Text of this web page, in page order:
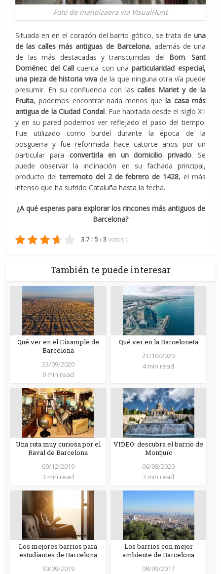
Foto de manelzaera via VisualHunt
Situada en en el corazón del barrio gótico, se trata de una
de las calles más antiguas de Barcelona, además de una
de las más destacadas y transcurridas del Born. Sant
Doménec del Callcuenta con una particularidad especial,
una pieza de historia viva de la que ninguna otra vía puede
presumir. En su confluencia con lascalles Mariet y de la
Fruita, podemos encontrar nada menos que la casa más
antigua de la Ciudad Condal. Fue habitada desde el siglo XII
y en su pared podemos ver reflejado el paso del tiempo.
Fue utilizado como burdel durante la época de la
posguerra y fue reformada hace catorce años por un
particular para convertirla en un domicilio privado. Se
puede observar la inclinación en su fachada principal,
producto del terremoto del 2 de febrero de 1428, el más
intenso que ha sufrido Cataluña hasta la fecha.
¿A qué esperas para explorar los rincones más antiguos de
Barcelona?
3.7/ 5 (3votos )
También te puede interesar
Qué ver en el Eixample de
Barcelona
23/09/2020
9 min read
Qué ver en la Barceloneta
21/10/2020
4 min read
Una ruta muy curiosa por el
Raval de Barcelona
09/12/2019
3 min read
VIDEO: descubra el barrio de
Montjuïc
06/08/2020
3 min read
Los mejores barrios para
estudiantes de Barcelona
30/09/2019
Los barrios con mejor
ambiente de Barcelona
08/09/2017